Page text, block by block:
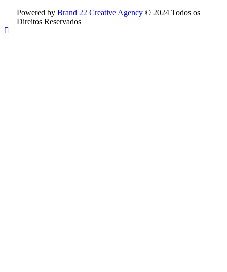
Powered by Brand 22 Creative Agency © 2024 Todos os
Direitos Reservados